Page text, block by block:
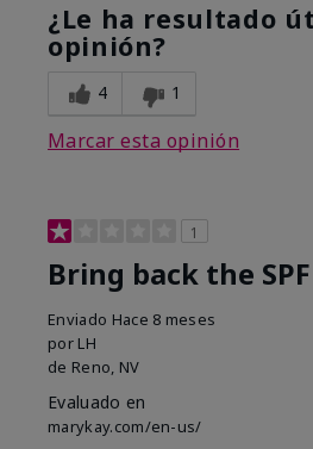
¿Le ha resultado
opinión?
4 1
Marcar esta opinión
1
Bring back the
Enviado Hace 8 meses
por LH
de Reno, NV
Evaluado en
marykay.com/en-us/